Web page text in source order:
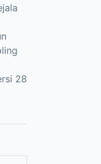
28